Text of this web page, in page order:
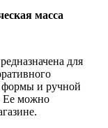
масса
для
формы и ручной
Ее можно